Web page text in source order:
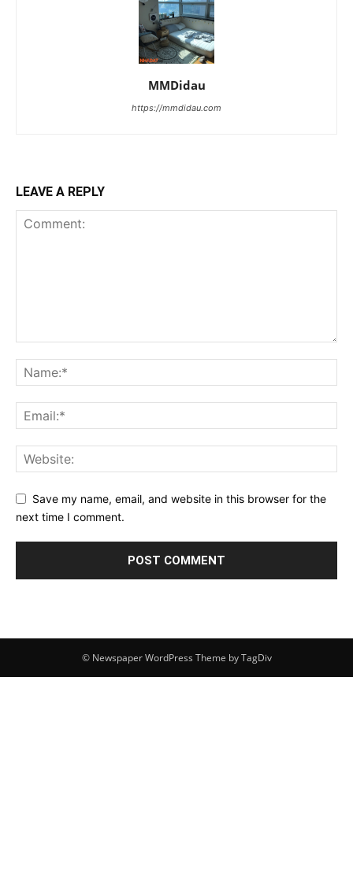
MMDidau
https://mmdidau.com
LEAVE A REPLY
Save my name, email, and website in this browser for the
next time I comment.
© Newspaper WordPress Theme by TagDiv